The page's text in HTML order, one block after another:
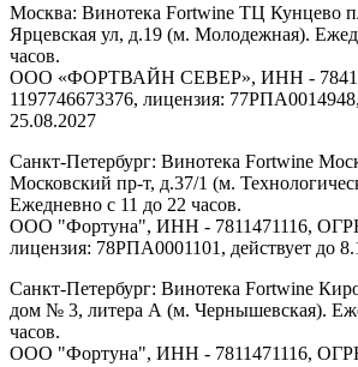
Москва: Винотека Fortwine ТЦ Кунцево
Ярцевская ул, д.19 (м. Молодежная).
часов.
ООО «ФОРТВАЙН СЕВЕР», ИНН -
1197746673376, лицензия:
25.08.2027
Санкт-Петербург: Винотека Fortwine
Московский пр-т, д.37/1 (м.
Ежедневно с 11 до 22 часов.
ООО "Фортуна", ИНН - 7811471116,
лицензия: 78РПА0001101, действует до
Санкт-Петербург: Винотека Fortwine
дом № 3, литера А (м. Чернышевская).
часов.
ООО "Фортуна", ИНН - 7811471116,